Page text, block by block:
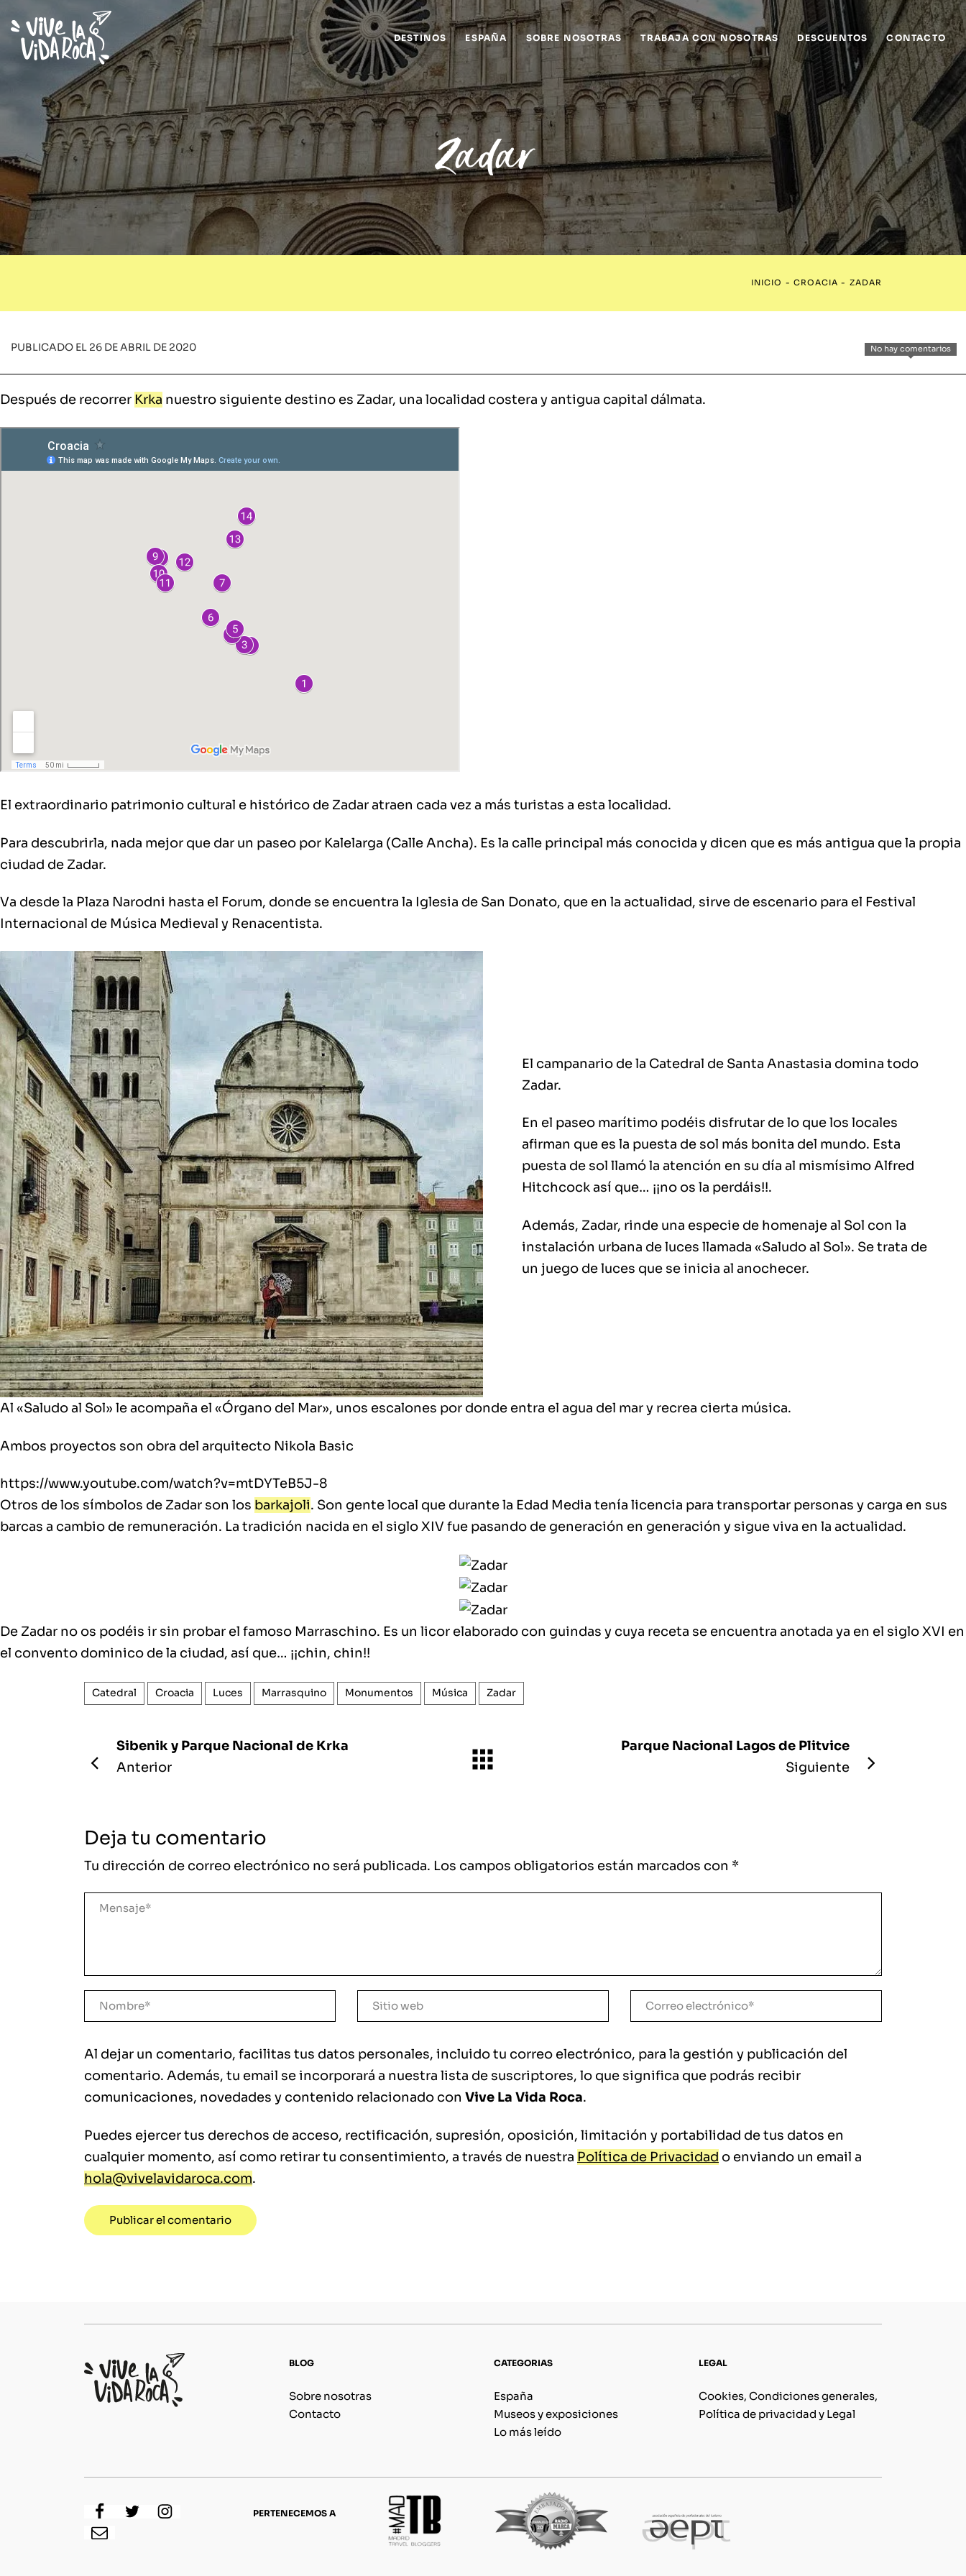
DESTINOS ESPAÑA SOBRE NOSOTRAS TRABAJA CON NOSOTRAS DESCUENTOS CONTACTO
Zadar
INICIO - CROACIA - ZADAR
No hay comentarios
PUBLICADO EL 26 DE ABRIL DE 2020
Después de recorrer Krka nuestro siguiente destino es Zadar, una localidad costera y antigua capital dálmata.
El extraordinario patrimonio cultural e histórico de Zadar atraen cada vez a más turistas a esta localidad.
Para descubrirla, nada mejor que dar un paseo por Kalelarga (Calle Ancha). Es la calle principal más conocida y dicen que es más antigua que la propia
ciudad de Zadar.
Va desde la Plaza Narodni hasta el Forum, donde se encuentra la Iglesia de San Donato, que en la actualidad, sirve de escenario para el Festival
Internacional de Música Medieval y Renacentista.
El campanario de la Catedral de Santa Anastasia domina todo
Zadar.
En el paseo marítimo podéis disfrutar de lo que los locales
afirman que es la puesta de sol más bonita del mundo. Esta
puesta de sol llamó la atención en su día al mismísimo Alfred
Hitchcock así que… ¡¡no os la perdáis!!.
Además, Zadar, rinde una especie de homenaje al Sol con la
instalación urbana de luces llamada «Saludo al Sol». Se trata de
un juego de luces que se inicia al anochecer.
Al «Saludo al Sol» le acompaña el «Órgano del Mar», unos escalones por donde entra el agua del mar y recrea cierta música.
Ambos proyectos son obra del arquitecto Nikola Basic
https://www.youtube.com/watch?v=mtDYTeB5J-8
Otros de los símbolos de Zadar son los barkajoli. Son gente local que durante la Edad Media tenía licencia para transportar personas y carga en sus
barcas a cambio de remuneración. La tradición nacida en el siglo XIV fue pasando de generación en generación y sigue viva en la actualidad.
De Zadar no os podéis ir sin probar el famoso Marraschino. Es un licor elaborado con guindas y cuya receta se encuentra anotada ya en el siglo XVI en
el convento dominico de la ciudad, así que… ¡¡chin, chin!!
Catedral Croacia Luces Marrasquino Monumentos Música Zadar
Sibenik y Parque Nacional de Krka
Anterior
Parque Nacional Lagos de Plitvice
Siguiente
Deja tu comentario
Tu dirección de correo electrónico no será publicada. Los campos obligatorios están marcados con *
Al dejar un comentario, facilitas tus datos personales, incluido tu correo electrónico, para la gestión y publicación del
comentario. Además, tu email se incorporará a nuestra lista de suscriptores, lo que significa que podrás recibir
comunicaciones, novedades y contenido relacionado con Vive La Vida Roca.
Puedes ejercer tus derechos de acceso, rectificación, supresión, oposición, limitación y portabilidad de tus datos en
cualquier momento, así como retirar tu consentimiento, a través de nuestra Política de Privacidad o enviando un email a
hola@vivelavidaroca.com.
BLOG
Sobre nosotras
Contacto
CATEGORIAS
España
Museos y exposiciones
Lo más leído
LEGAL
Cookies, Condiciones generales,
Política de privacidad y Legal
PERTENECEMOS A